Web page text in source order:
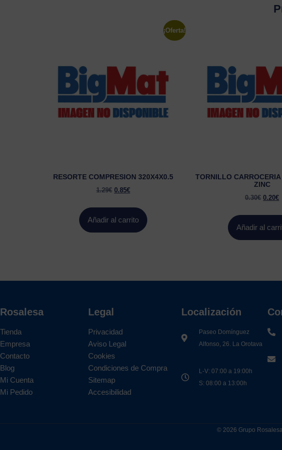
¡Oferta!
RESORTE COMPRESION 320X4X0.5
1.29€ 0.85€
Añadir al carrito
TORNILLO
ZINC
0.30€ 0.20€
Añadir al
Rosalesa
Tienda
Empresa
Contacto
Blog
Mi Cuenta
Mi Pedido
Legal
Privacidad
Aviso Legal
Cookies
Condiciones de Compra
Sitemap
Accesibilidad
Localización
Paseo Domínguez
Alfonso, 26. La Orotava
L-V: 07:00 a 19:00h
S: 08:00 a 13:00h
© 2026 Grupo